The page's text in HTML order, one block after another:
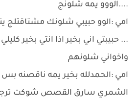
....الووو يمه شلونج
امي :الوو حبيبي شلونك مشتاقتلج
... حبيبتي اني بخير اذا انتي بخير
واخواني شلونهم
امي :الحمدلله بخير يمه ناقصنه
الشمري سارق القصص شوكت